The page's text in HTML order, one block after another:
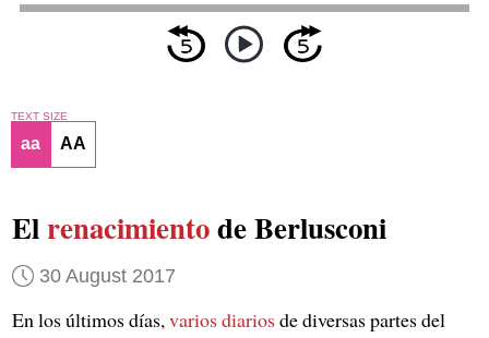
TEXT SIZE
aa AA
Elrenacimientode Berlusconi
30 August 2017
En los últimos días,varios diariosde diversas partes del